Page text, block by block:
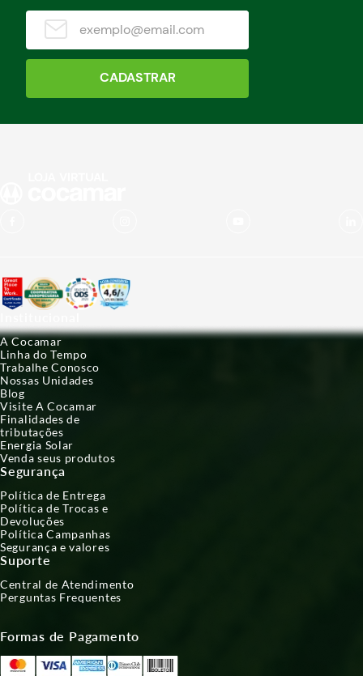
CADASTRAR
A Cocamar
Linha do Tempo
Trabalhe Conosco
Nossas Unidades
Blog
Visite A Cocamar
Finalidades de
tributações
Energia Solar
Venda seus produtos
Segurança
Política de Entrega
Política de Trocas e
Devoluções
Política Campanhas
Segurança e valores
Suporte
Central de Atendimento
Perguntas Frequentes
Formas de Pagamento